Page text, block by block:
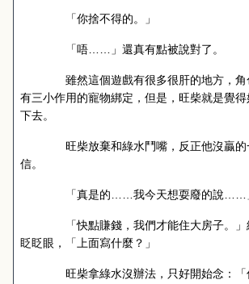
「你捨不得的。」
「唔……」還真有點被說對了。
雖然這個遊戲有很多很肝的地方，角
有三小作用的寵物綁定，但是，旺柴就是覺
下去。
旺柴放棄和綠水鬥嘴，反正他沒贏的
信。
「真是的……我今天想耍廢的說……
「快點賺錢，我們才能住大房子。」
眨眨眼，「上面寫什麼？」
旺柴拿綠水沒辦法，只好開始念：「